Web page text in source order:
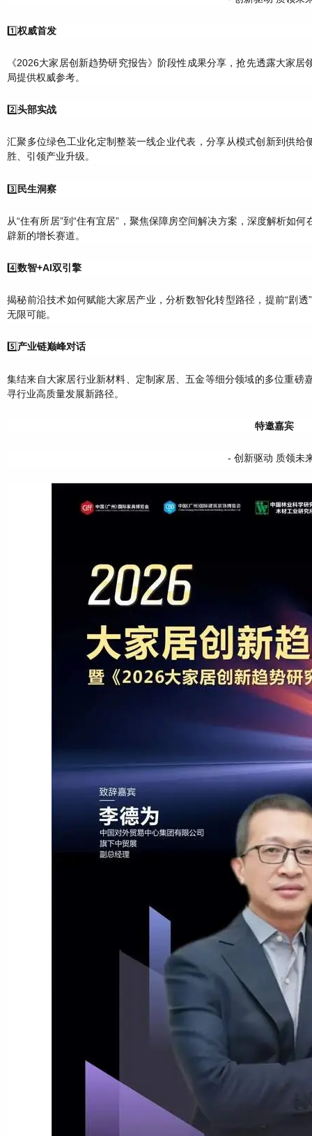
1️⃣权威首发
《2026大家居创新趋势研究报告》阶段性成果分享，抢先透露大家
局提供权威参考。
2️⃣头部实战
汇聚多位绿色工业化定制整装一线企业代表，分享从模式创新到供给
胜、引领产业升级。
3️⃣ 民生洞察
从“住有所居”到“住有宜居”，聚焦保障房空间解决方案，深度解析如
辟新的增长赛道。
4️⃣数智+AI双引擎
揭秘前沿技术如何赋能大家居产业，分析数智化转型路径，提前“剧
无限可能。
5️⃣产业链巅峰对话
集结来自大家居行业新材料、定制家居、五金等细分领域的多位重磅
寻行业高质量发展新路径。
特邀嘉宾
- 创新驱动 质领未